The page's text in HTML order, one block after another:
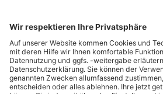
Tel.: (089) 89 419 800
Nachricht senden